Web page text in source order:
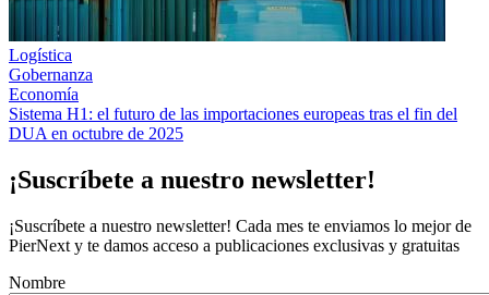
Logística
Gobernanza
Economía
Sistema H1: el futuro de las importaciones europeas tras el fin del
DUA en octubre de 2025
¡Suscríbete a nuestro newsletter!
¡Suscríbete a nuestro newsletter! Cada mes te enviamos lo mejor de
PierNext y te damos acceso a publicaciones exclusivas y gratuitas
Nombre